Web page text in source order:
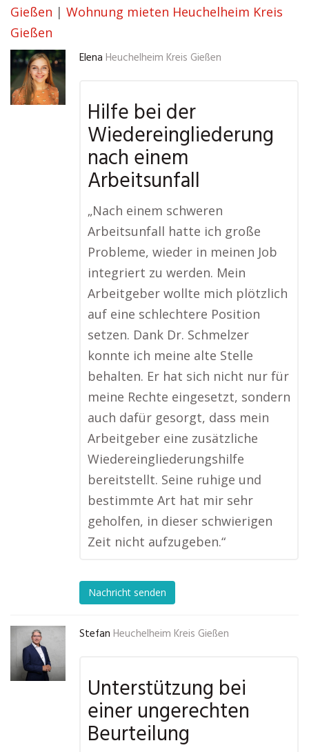
Gießen | Wohnung mieten Heuchelheim Kreis
Gießen
Elena Heuchelheim Kreis Gießen
Hilfe bei der
Wiedereingliederung
nach einem
Arbeitsunfall
„Nach einem schweren
Arbeitsunfall hatte ich große
Probleme, wieder in meinen Job
integriert zu werden. Mein
Arbeitgeber wollte mich plötzlich
auf eine schlechtere Position
setzen. Dank Dr. Schmelzer
konnte ich meine alte Stelle
behalten. Er hat sich nicht nur für
meine Rechte eingesetzt, sondern
auch dafür gesorgt, dass mein
Arbeitgeber eine zusätzliche
Wiedereingliederungshilfe
bereitstellt. Seine ruhige und
bestimmte Art hat mir sehr
geholfen, in dieser schwierigen
Zeit nicht aufzugeben.“
Nachricht senden
Stefan Heuchelheim Kreis Gießen
Unterstützung bei
einer ungerechten
Beurteilung